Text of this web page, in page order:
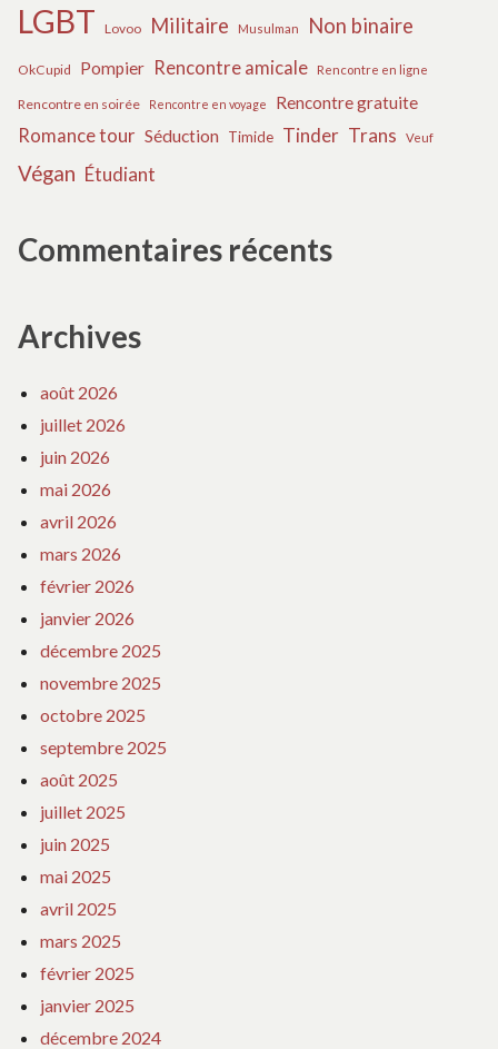
LGBT Lovoo Militaire Musulman Non binaire
OkCupid Pompier Rencontre amicale Rencontre en ligne
Rencontre en soirée Rencontre en voyage Rencontre gratuite
Romance tour Séduction Timide Tinder Trans Veuf
Végan Étudiant
Commentaires récents
Archives
août 2026
juillet 2026
juin 2026
mai 2026
avril 2026
mars 2026
février 2026
janvier 2026
décembre 2025
novembre 2025
octobre 2025
septembre 2025
août 2025
juillet 2025
juin 2025
mai 2025
avril 2025
mars 2025
février 2025
janvier 2025
décembre 2024